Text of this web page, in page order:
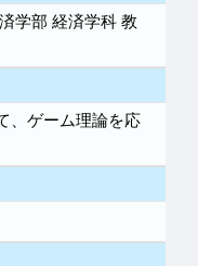
学部 経済学科 教
、ゲーム理論を応